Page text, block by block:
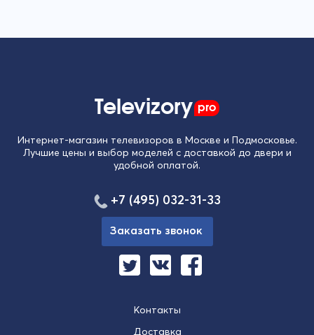
Televizory pro
Интернет-магазин телевизоров в Москве и Подмосковье.
Лучшие цены и выбор моделей с доставкой до двери и
удобной оплатой.
Контакты
Доставка
+7 (495) 032-31-33
Заказать звонок